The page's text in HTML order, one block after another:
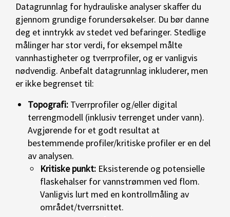
Datagrunnlag for hydrauliske analyser skaffer du
gjennom grundige forundersøkelser. Du bør danne
deg et inntrykk av stedet ved befaringer. Stedlige
målinger har stor verdi, for eksempel målte
vannhastigheter og tverrprofiler, og er vanligvis
nødvendig. Anbefalt datagrunnlag inkluderer, men
er ikke begrenset til:
Topografi: Tverrprofiler og/eller digital
terrengmodell (inklusiv terrenget under vann).
Avgjørende for et godt resultat at
bestemmende profiler/kritiske profiler er en del
av analysen.
Kritiske punkt: Eksisterende og potensielle
flaskehalser for vannstrømmen ved flom.
Vanligvis lurt med en kontrollmåling av
området/tverrsnittet.